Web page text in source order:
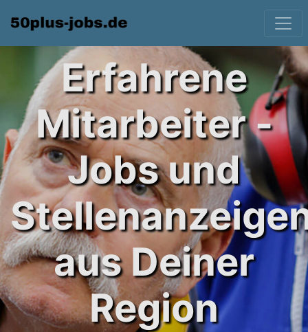
Erfahrene
Mitarbeiter -
Jobs und
aus Deiner
Region